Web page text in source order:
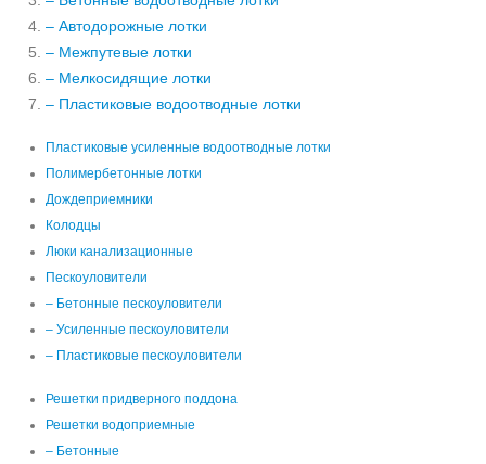
– Автодорожные лотки
– Межпутевые лотки
– Мелкосидящие лотки
– Пластиковые водоотводные лотки
Пластиковые усиленные водоотводные лотки
Полимербетонные лотки
Дождеприемники
Колодцы
Люки канализационные
Пескоуловители
– Бетонные пескоуловители
– Усиленные пескоуловители
– Пластиковые пескоуловители
Решетки придверного поддона
Решетки водоприемные
– Бетонные